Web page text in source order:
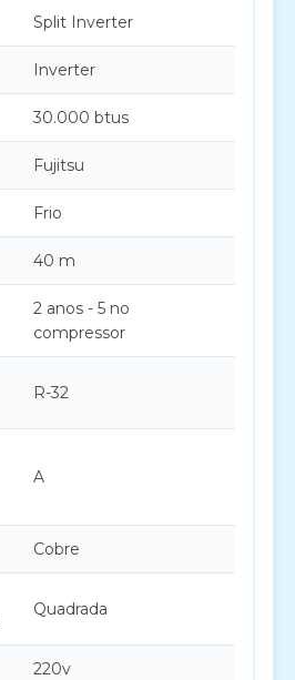
Split Inverter
Inverter
30.000 btus
Fujitsu
Frio
40 m
2 anos - 5 no
compressor
R-32
A
Cobre
Quadrada
220v